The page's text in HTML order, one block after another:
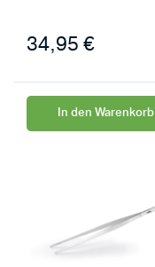
34,95 €
In den Warenkorb